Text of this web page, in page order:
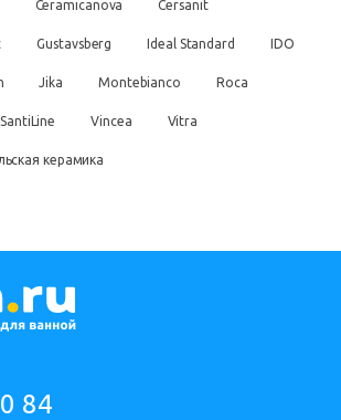
Ceramicanova Cersanit
Gustavsberg Ideal Standard IDO
Jika Montebianco Roca
SantiLine Vincea Vitra
керамика
84